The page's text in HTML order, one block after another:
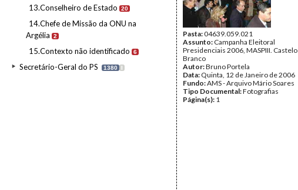
13.Conselheiro de Estado 20
14.Chefe de Missão da ONU na
Argélia
2
15.Contexto não identificado 6
Secretário-Geral do PS 1380 I
Pasta:04639.059.021
Assunto: Campanha Eleitoral
Presidenciais 2006, MASPIII. Castelo
Branco
Autor:Bruno Portela
Data: Quinta, 12 de Janeiro de 2006
Fundo:AMS - Arquivo Mário Soares
Tipo Documental:Fotografias
Página(s): 1